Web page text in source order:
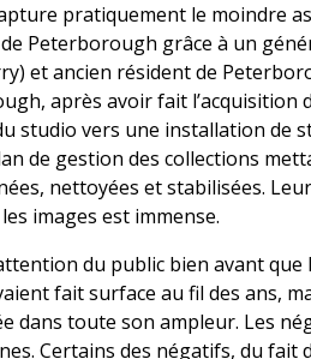
pratiquement le moindre
Peterborough grâce à un
et ancien résident de
après avoir fait
studio vers une installation de
de gestion des collections
nettoyées et stabilisées.
images est immense.
du public bien avant
fait surface au fil des ans,
dans toute son ampleur. Les
Certains des négatifs, du